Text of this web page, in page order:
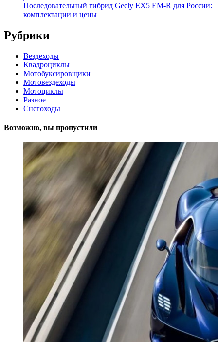
Последовательный гибрид Geely EX5 EM-R для России:
комплектации и цены
Рубрики
Вездеходы
Квадроциклы
Мотобуксировщики
Мотовездеходы
Мотоциклы
Разное
Снегоходы
Возможно, вы пропустили